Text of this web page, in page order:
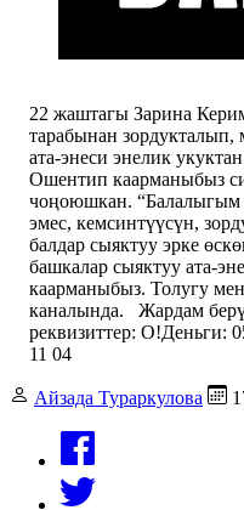
22 жаштагы Зарина
тарабынан
ата-энеси энелик
Ошентип каарманыбыз
чоңоюшкан. “Балалыгым
эмес, кемсинтүүсүн,
балдар сыяктуу эрке
башкалар сыяктуу ата-
каарманыбыз. Толугу
каналында. Жардам
реквизиттер: О!Деньги:
11 04
Айзада Тураркулова